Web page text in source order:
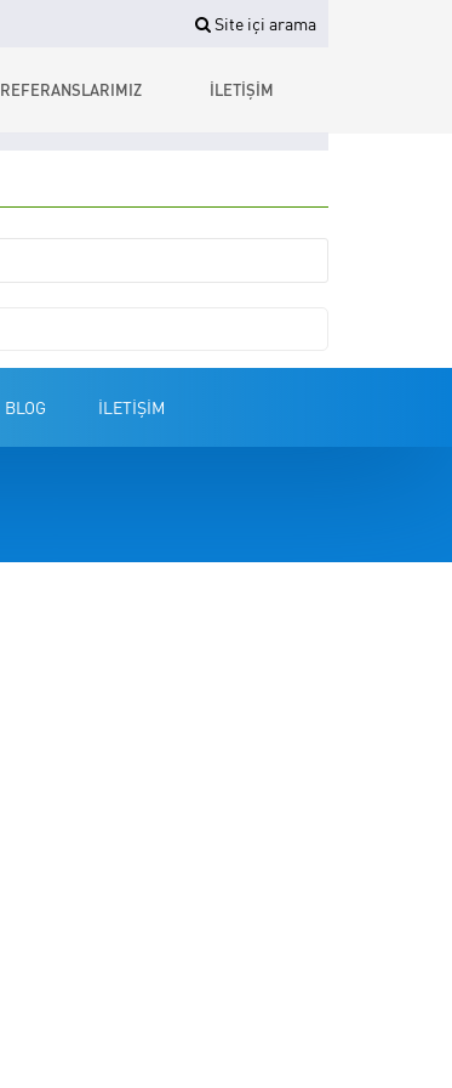
Site içi arama
REFERANSLARIMIZ İLETİŞİM
BLOG İLETİŞİM